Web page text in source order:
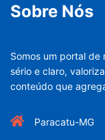
Sobre Nós
Somos um portal
sério e claro,
conteúdo que
Paracatu-MG